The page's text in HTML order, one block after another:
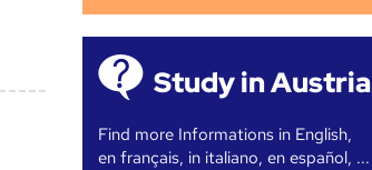
Study in Austria
Find more Informations in English,
en français, in italiano, en español, ...